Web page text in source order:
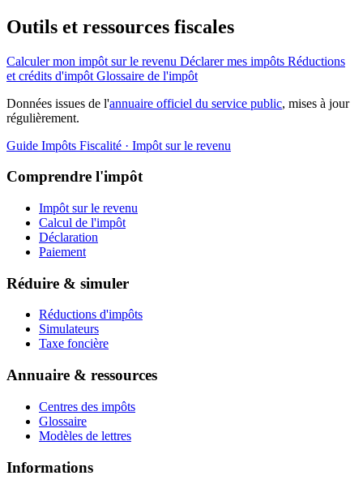
Outils et ressources fiscales
Calculer mon impôt sur le revenu Déclarer mes impôts Réductions
et crédits d'impôt Glossaire de l'impôt
Données issues de l'annuaire officiel du service public, mises à jour
régulièrement.
Guide Impôts Fiscalité · Impôt sur le revenu
Comprendre l'impôt
Impôt sur le revenu
Calcul de l'impôt
Déclaration
Paiement
Réduire & simuler
Réductions d'impôts
Simulateurs
Taxe foncière
Annuaire & ressources
Centres des impôts
Glossaire
Modèles de lettres
Informations